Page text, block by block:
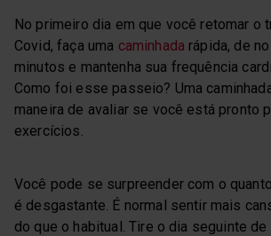
No primeiro dia em que você retomar o
Covid, faça uma caminhada rápida, de
minutos e mantenha sua frequência
Como foi esse passeio? Uma
maneira de avaliar se você está pronto
exercícios.
Você pode se surpreender com o
é desgastante. É normal sentir mais
do que o habitual. Tire o dia seguinte